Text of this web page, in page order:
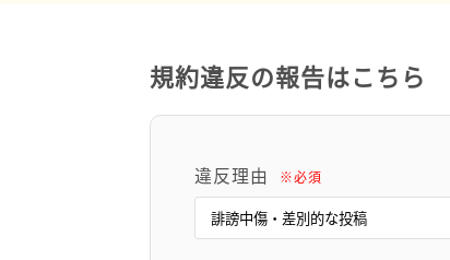
規約違反の報告はこちら
違反理由 ※必須